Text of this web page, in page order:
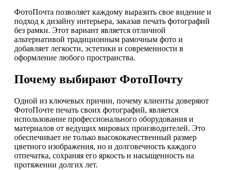
ФотоПочта позволяет каждому выразить свое видение и
подход к дизайну интерьера, заказав печать фотографий
без рамки. Этот вариант является отличной
альтернативой традиционным рамочным фото и
добавляет легкости, эстетики и современности в
оформление любого пространства.
Почему выбирают ФотоПочту
Одной из ключевых причин, почему клиенты доверяют
ФотоПочте печать своих фотографий, является
использование профессионального оборудования и
материалов от ведущих мировых производителей. Это
обеспечивает не только высококачественный размер
цветного изображения, но и долговечность каждого
отпечатка, сохраняя его яркость и насыщенность на
протяжении долгих лет.